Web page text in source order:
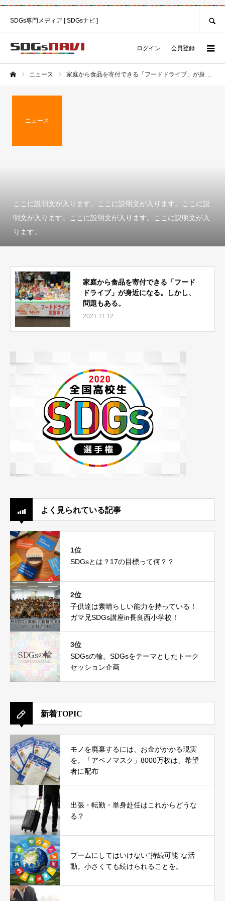
SDGs専門メディア [ SDGsナビ ]
ログイン 会員登録
ニュース 家庭から食品を寄付できる「フードドライブ」が身近になる。しかし、問題もある。
ニュース
ここに説明文が入ります。ここに説明文が入ります。ここに説
明文が入ります。ここに説明文が入ります。ここに説明文が入
ります。
家庭から食品を寄付できる「フード
ドライブ」が身近になる。しかし、
問題もある。
2021.11.12
よく見られている記事
1位
SDGsとは？17の目標って何？？
2位
子供達は素晴らしい能力を持っている！
ガマ兄SDGs講座in長良西小学校！
3位
SDGsの輪。SDGsをテーマとしたトーク
セッション企画
新着TOPIC
モノを廃棄するには、お金がかかる現実
を。「アベノマスク」8000万枚は、希望
者に配布
出張・転勤・単身赴任はこれからどうな
る？
ブームにしてはいけない“持続可能”な活
動。小さくても続けられることを。